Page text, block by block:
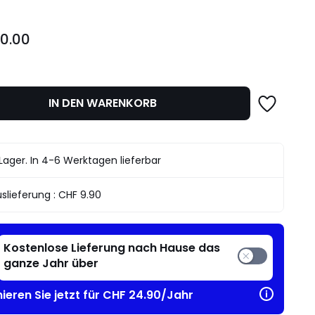
IN DEN WARENKORB
In 4-6 Werktagen lieferbar
:CHF 9.90
Kostenlose Lieferung nach Hause das
ganze Jahr über
Sie jetzt für CHF 24.90/Jahr